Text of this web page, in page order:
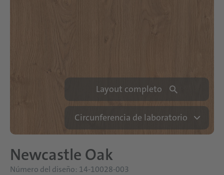
Layout completo
Circunferencia de laboratorio
Newcastle Oak
Número del diseño: 14-10028-003